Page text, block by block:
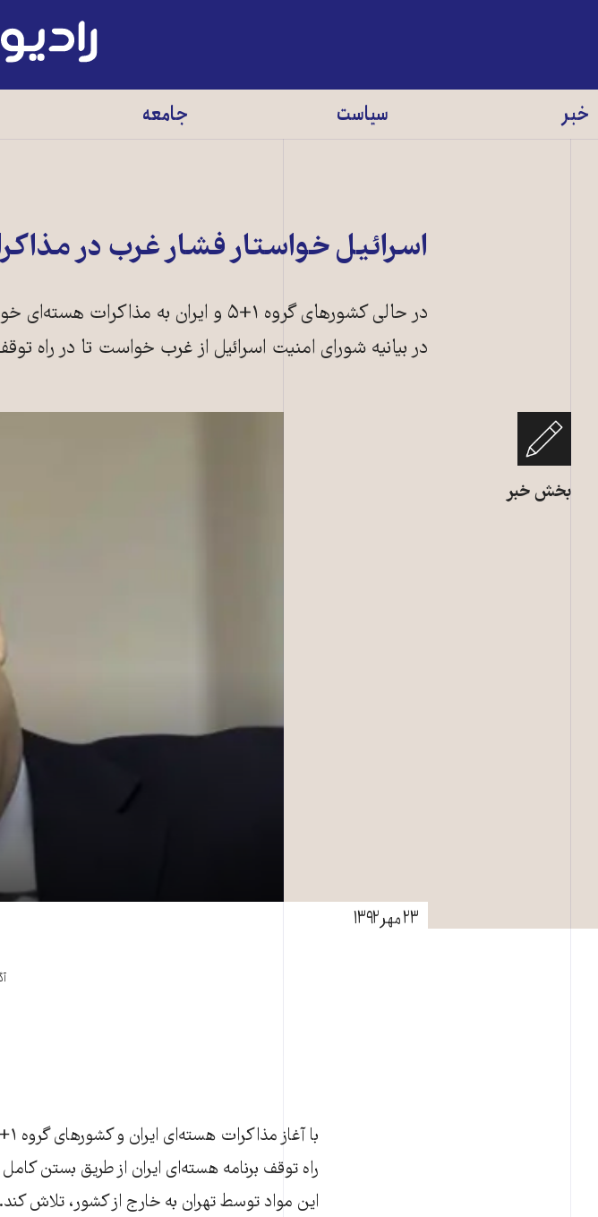
رادیو
زمانه
خبر سیاست جامعه
اسرائيل خواستار فشار غرب در
در حالی کشورهای گروه ۱+۵ و ايران به
در بيانيه شورای امنيت اسرائيل از غرب خواست تا در راه
بخش خبر
۲۳ مهر ۱۳۹۲
راه توقف برنامه هسته‌ای ايران از طريق بستن
اين مواد توسط تهران به خارج از کشور، تلاش کند.